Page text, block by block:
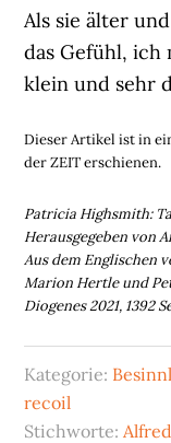
Als sie älter
das Gefühl, ich
klein und sehr
Dieser Artikel ist in
der ZEIT erschienen.
Patricia Highsmith:
Herausgegeben von
Aus dem Englischen
Marion Hertle und
Diogenes 2021, 1392
Kategorie:
recoil
Stichworte: